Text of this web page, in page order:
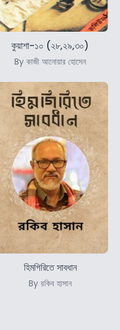
কুয়াশা-১০ (২৮,২৯,৩০)
By কাজী আনোয়ার হোসেন
হিমগিরিতে সাবধান
By রকিব হাসান